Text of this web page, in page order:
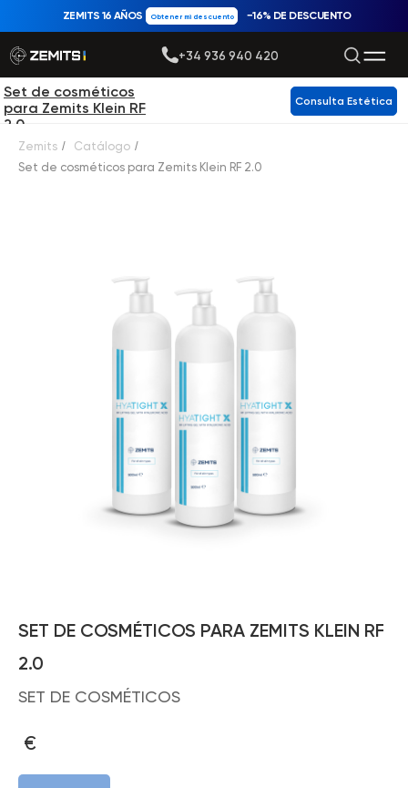
Obtener mi descuento
ZEMITS 16 AÑOS −16% DE DESCUENTO
+34 936 940 420
Set de cosméticos
para Zemits Klein RF
2.0
Consulta Estética
Zemits / Catálogo /
Set de cosméticos para Zemits Klein RF 2.0
SET DE COSMÉTICOS PARA ZEMITS KLEIN RF
2.0
SET DE COSMÉTICOS
€